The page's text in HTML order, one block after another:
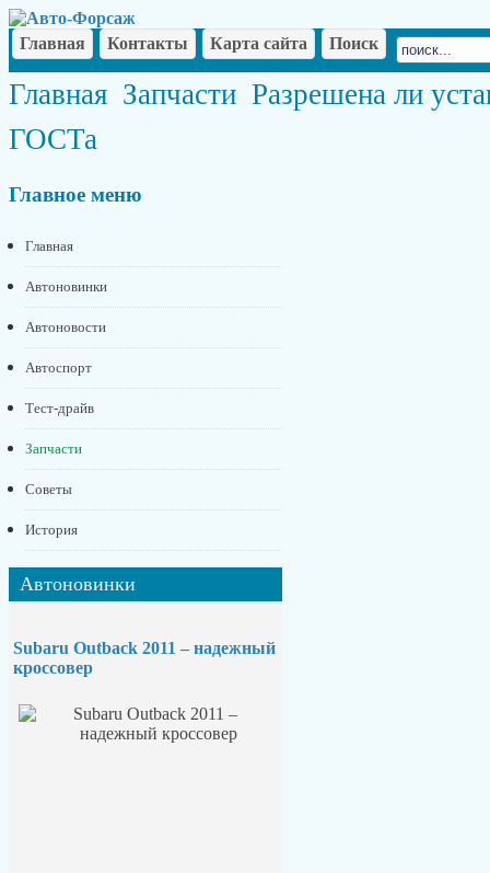
Главная Контакты Карта сайта Поиск
Главная Запчасти Разрешена ли
ГОСТа
Главное меню
Главная
Автоновинки
Автоновости
Автоспорт
Тест-драйв
Запчасти
Советы
История
Автоновинки
Subaru Outback 2011 – надежный
кроссовер